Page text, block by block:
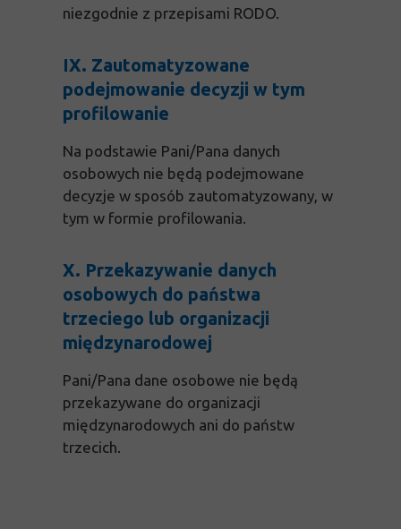
niezgodnie z przepisami RODO.
IX. Zautomatyzowane
podejmowanie decyzji w tym
profilowanie
Na podstawie Pani/Pana danych
osobowych nie będą podejmowane
decyzje w sposób zautomatyzowany, w
tym w formie profilowania.
X. Przekazywanie danych
osobowych do państwa
trzeciego lub organizacji
międzynarodowej
Pani/Pana dane osobowe nie będą
przekazywane do organizacji
międzynarodowych ani do państw
trzecich.